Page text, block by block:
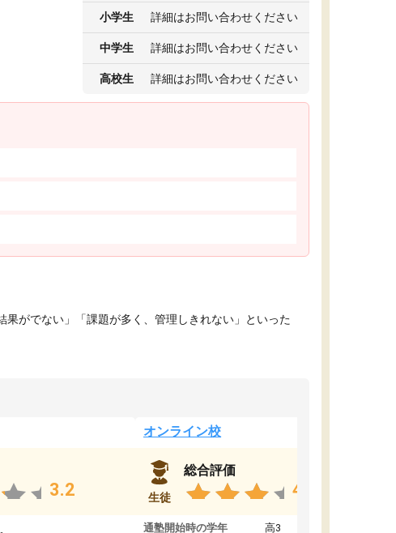
小学生 詳細はお問い合わせください
中学生 詳細はお問い合わせください
高校生 詳細はお問い合わせください
果がでない」「課題が多く、管理しきれない」といった
3.2
オンライン校
生徒
総合評価
4.4
通塾開始時の学年 高3